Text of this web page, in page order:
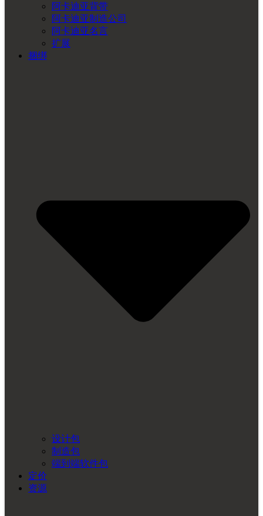
阿卡迪亚背带
阿卡迪亚制造公司
阿卡迪亚名言
扩展
捆绑
设计包
制造包
端到端软件包
定价
资源